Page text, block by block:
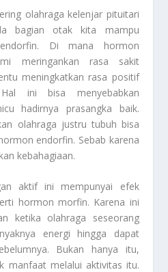
olahraga kelenjar pituitari
bagian otak kita mampu
Di mana hormon
meringankan rasa sakit
meningkatkan rasa positif
ini bisa menyebabkan
hadirnya prasangka baik.
olahraga justru tubuh bisa
endorfin. Sebab karena
kebahagiaan.
aktif ini mempunyai efek
hormon morfin. Karena ini
ketika olahraga seseorang
energi hingga dapat
Bukan hanya itu,
manfaat melalui aktivitas itu.